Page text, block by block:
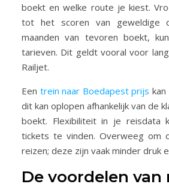
boekt en welke route je kiest.
tot het scoren van geweldige
maanden van tevoren boekt,
tarieven. Dit geldt vooral voor
Railjet.
Een trein naar Boedapest prijs
dit kan oplopen afhankelijk van de
boekt. Flexibiliteit in je reisdata
tickets te vinden. Overweeg om
reizen; deze zijn vaak minder druk
De voordelen